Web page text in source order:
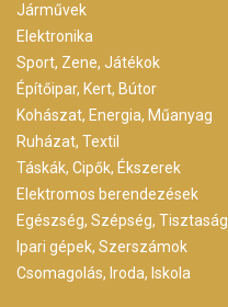
Járművek
Elektronika
Sport, Zene, Játékok
Építőipar, Kert, Bútor
Kohászat, Energia, Műanyag
Ruházat, Textil
Táskák, Cipők, Ékszerek
Elektromos berendezések
Egészség, Szépség, Tisztaság
Ipari gépek, Szerszámok
Csomagolás, Iroda, Iskola